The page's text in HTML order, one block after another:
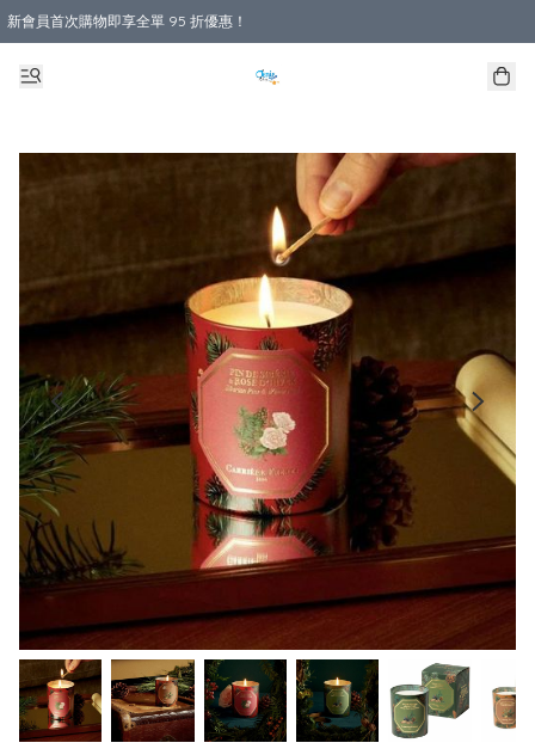
新會員首次購物即享全單 95 折優惠！
購物滿 HKD 800.00即享免運費優惠！（適用於 本地送貨、本地取貨 )